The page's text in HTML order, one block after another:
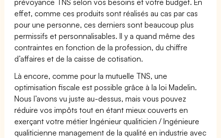
effet, comme ces produits sont réalisés au cas par cas
pour une personne, ces derniers sont beaucoup plus
permissifs et personnalisables. Il y a quand même des
contraintes en fonction de la profession, du chiffre
d’affaires et de la caisse de cotisation.
Là encore, comme pour la mutuelle TNS, une
optimisation fiscale est possible grâce à la loi Madelin.
Nous l’avons vu juste au-dessus, mais vous pouvez
réduire vos impôts tout en étant mieux couverts en
exerçant votre métier Ingénieur qualiticien / Ingénieure
qualiticienne management de la qualité en industrie avec